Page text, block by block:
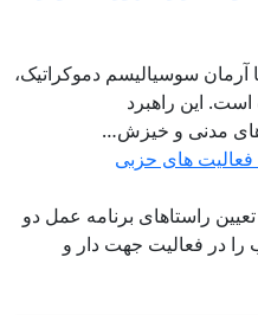
سوسیالیسم دموکراتیک،
این راهبرد
مدنی و خیزش‌…
های حزبی
راستاهای برنامه عمل دو
در فعالیت جهت دار و